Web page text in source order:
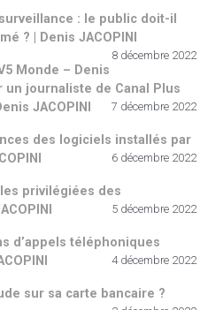
: le public doit-il
? | Denis JACOPINI
8 décembre 2022
Monde – Denis
un journaliste de Canal Plus
JACOPINI
7 décembre 2022
des logiciels installés par
6 décembre 2022
privilégiées des
5 décembre 2022
d’appels téléphoniques
4 décembre 2022
sur sa carte bancaire ?